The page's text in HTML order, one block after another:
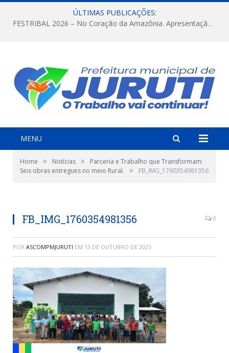
ÚLTIMAS PUBLICAÇÕES:
FESTRIBAL 2026 – No Coração da Amazônia. Apresentação da Munduruku.
MENU
Home » Notícias »
Parceria e Trabalho que Transformam:
Seis obras entregues no meio Rural.
» FB_IMG_1760354981356
FB_IMG_1760354981356 0
POR ASCOMPMJURUTI EM 13 DE OUTUBRO DE 2025